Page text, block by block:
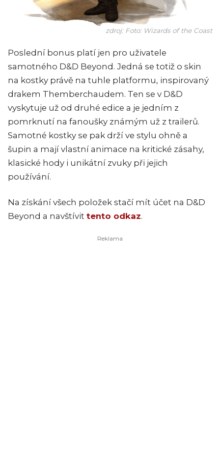
zdroj: Foto: Wizards of the Coast
Poslední bonus platí jen pro uživatele
samotného D&D Beyond. Jedná se totiž o skin
na kostky právě na tuhle platformu, inspirovaný
drakem Themberchaudem. Ten se v D&D
vyskytuje už od druhé edice a je jedním z
pomrknutí na fanoušky známým už z trailerů.
Samotné kostky se pak drží ve stylu ohně a
šupin a mají vlastní animace na kritické zásahy,
klasické hody i unikátní zvuky při jejich
používání.
Na získání všech položek stačí mít účet na D&D
Beyond a navštívit tento odkaz.